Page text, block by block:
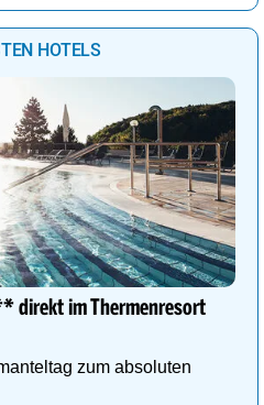
HOTELS
direkt im Thermenresort
zum absoluten